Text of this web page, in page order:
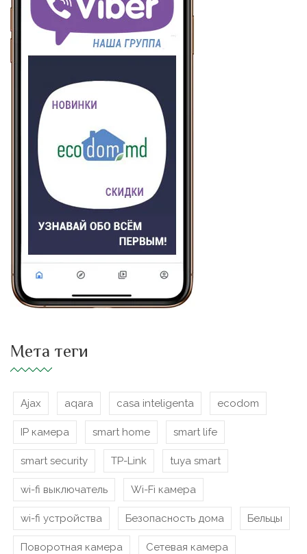
Мета теги
Ajax aqara casa inteligenta ecodom
IP камера smart home smart life
smart security TP-Link tuya smart
wi-fi выключатель Wi-Fi камера
wi-fi устройства Безопасность дома Бельцы
Поворотная камера Сетевая камера